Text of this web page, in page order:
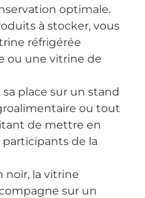
optimale.
à stocker, vous
réfrigérée
ou une vitrine de
place sur un stand
ou tout
de mettre en
de la
noir, la vitrine
sur un